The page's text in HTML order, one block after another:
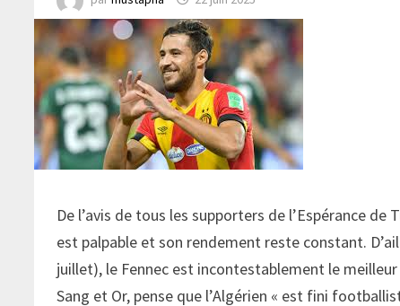
De l’avis de tous les supporters de l’Espérance
est palpable et son rendement reste constant.
juillet), le Fennec est incontestablement le
Sang et Or, pense que l’Algérien « est fini